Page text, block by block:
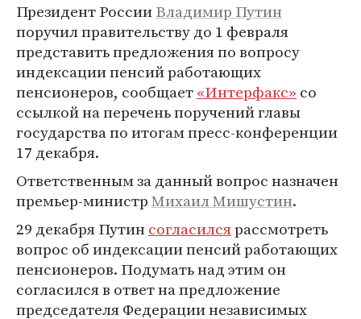
Президент РоссииВладимир Путин
поручил правительству до 1 февраля
представить предложения по вопросу
индексации пенсий работающих
пенсионеров, сообщает«Интерфакс» со
ссылкой на перечень поручений главы
государства по итогам пресс-конференции
17 декабря.
Ответственным за данный вопрос назначен
премьер-министрМихаил Мишустин.
29 декабря Путинсогласилсярассмотреть
вопрос об индексации пенсий работающих
пенсионеров. Подумать над этим он
согласился в ответ на предложение
председателя Федерации независимых